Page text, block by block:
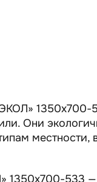
1350х700-
Они
533 —